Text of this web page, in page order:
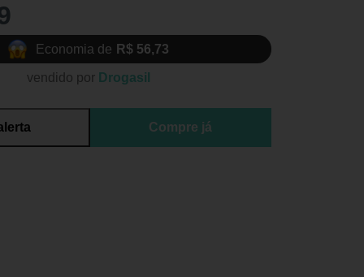
Economia de R$ 56,73
vendido por Drogasil
Compre já